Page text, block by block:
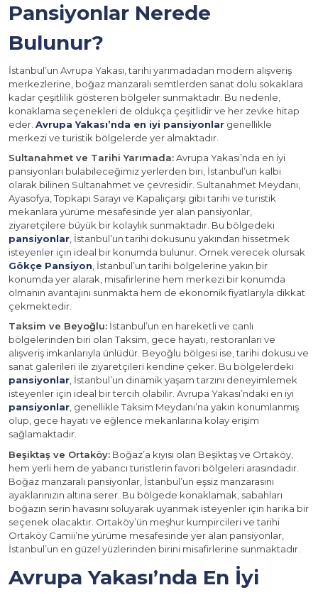
Pansiyonlar Nerede
Bulunur?
İstanbul’un Avrupa Yakası, tarihi yarımadadan modern alışveriş
merkezlerine, boğaz manzaralı semtlerden sanat dolu sokaklara
kadar çeşitlilik gösteren bölgeler sunmaktadır. Bu nedenle,
konaklama seçenekleri de oldukça çeşitlidir ve her zevke hitap
eder. Avrupa Yakası’nda en iyi pansiyonlar genellikle
merkezi ve turistik bölgelerde yer almaktadır.
Sultanahmet ve Tarihi Yarımada:Avrupa Yakası’nda en iyi
pansiyonları bulabileceğimiz yerlerden biri, İstanbul’un kalbi
olarak bilinen Sultanahmet ve çevresidir. Sultanahmet Meydanı,
Ayasofya, Topkapı Sarayı ve Kapalıçarşı gibi tarihi ve turistik
mekanlara yürüme mesafesinde yer alan pansiyonlar,
ziyaretçilere büyük bir kolaylık sunmaktadır. Bu bölgedeki
pansiyonlar, İstanbul’un tarihi dokusunu yakından hissetmek
isteyenler için ideal bir konumda bulunur. Örnek verecek olursak
Gökçe Pansiyon, İstanbul’un tarihi bölgelerine yakın bir
konumda yer alarak, misafirlerine hem merkezi bir konumda
olmanın avantajını sunmakta hem de ekonomik fiyatlarıyla dikkat
çekmektedir.
Taksim ve Beyoğlu: İstanbul’un en hareketli ve canlı
bölgelerinden biri olan Taksim, gece hayatı, restoranları ve
alışveriş imkanlarıyla ünlüdür. Beyoğlu bölgesi ise, tarihi dokusu ve
sanat galerileri ile ziyaretçileri kendine çeker. Bu bölgelerdeki
pansiyonlar, İstanbul’un dinamik yaşam tarzını deneyimlemek
isteyenler için ideal bir tercih olabilir. Avrupa Yakası’ndaki en iyi
pansiyonlar, genellikle Taksim Meydanı’na yakın konumlanmış
olup, gece hayatı ve eğlence mekanlarına kolay erişim
sağlamaktadır.
Beşiktaş ve Ortaköy: Boğaz’a kıyısı olan Beşiktaş ve Ortaköy,
hem yerli hem de yabancı turistlerin favori bölgeleri arasındadır.
Boğaz manzaralı pansiyonlar, İstanbul’un eşsiz manzarasını
ayaklarınızın altına serer. Bu bölgede konaklamak, sabahları
boğazın serin havasını soluyarak uyanmak isteyenler için harika bir
seçenek olacaktır. Ortaköy’ün meşhur kumpircileri ve tarihi
Ortaköy Camii’ne yürüme mesafesinde yer alan pansiyonlar,
İstanbul’un en güzel yüzlerinden birini misafirlerine sunmaktadır.
Avrupa Yakası’nda En İyi